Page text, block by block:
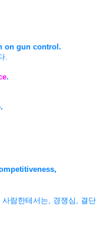
on gun control.
.
.
람한테서는, 경쟁심, 결단